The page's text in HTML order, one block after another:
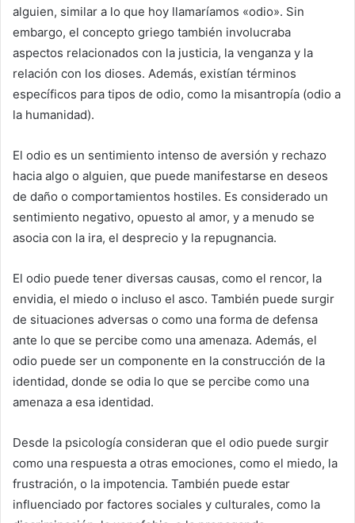
alguien, similar a lo que hoy llamaríamos «odio». Sin
embargo, el concepto griego también involucraba
aspectos relacionados con la justicia, la venganza y la
relación con los dioses. Además, existían términos
específicos para tipos de odio, como la misantropía (odio a
la humanidad).
El odio es un sentimiento intenso de aversión y rechazo
hacia algo o alguien, que puede manifestarse en deseos
de daño o comportamientos hostiles. Es considerado un
sentimiento negativo, opuesto al amor, y a menudo se
asocia con la ira, el desprecio y la repugnancia.
El odio puede tener diversas causas, como el rencor, la
envidia, el miedo o incluso el asco. También puede surgir
de situaciones adversas o como una forma de defensa
ante lo que se percibe como una amenaza. Además, el
odio puede ser un componente en la construcción de la
identidad, donde se odia lo que se percibe como una
amenaza a esa identidad.
Desde la psicología consideran que el odio puede surgir
como una respuesta a otras emociones, como el miedo, la
frustración, o la impotencia. También puede estar
influenciado por factores sociales y culturales, como la